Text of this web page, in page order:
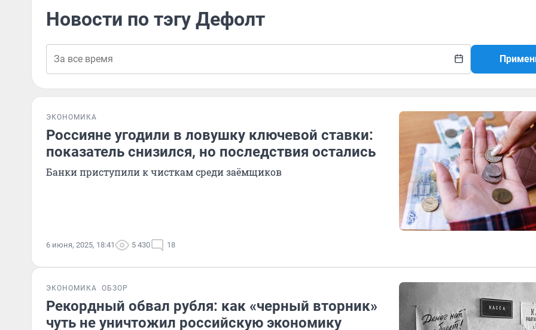
Новости по тэгу Дефолт
ЭКОНОМИКА
Россияне угодили в ловушку ключевой ставки:
показатель снизился, но последствия остались
Банки приступили к чисткам среди заёмщиков
6 июня, 2025, 18:41 5 430 18
ЭКОНОМИКА ОБЗОР
Рекордный обвал рубля: как «черный вторник»
чуть не уничтожил российскую экономику